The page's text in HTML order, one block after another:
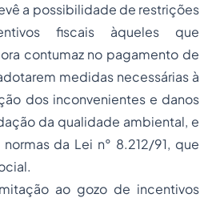
a possibilidade de restrições
fiscais àqueles que
contumaz no pagamento de
medidas necessárias à
dos inconvenientes e danos
da qualidade ambiental, e
da Lei n° 8.212/91, que
.
ao gozo de incentivos